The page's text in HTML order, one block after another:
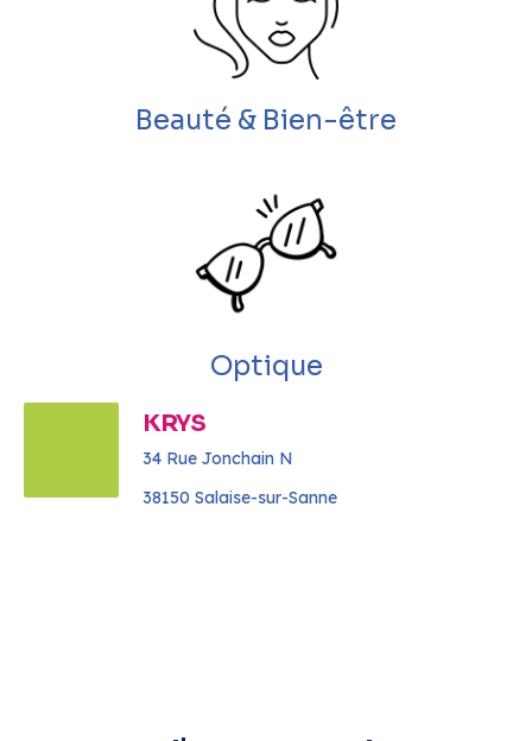
Beauté & Bien-être
Optique
KRYS
34 Rue Jonchain N
38150 Salaise-sur-Sanne